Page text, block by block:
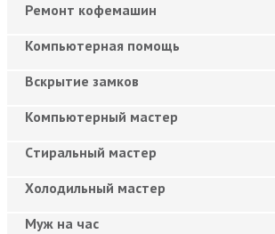
Ремонт кофемашин
Компьютерная помощь
Вскрытие замков
Компьютерный мастер
Cтиральный мастер
Холодильный мастер
Муж на час